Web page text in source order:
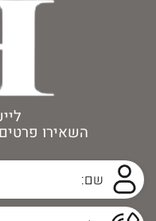
השאירו